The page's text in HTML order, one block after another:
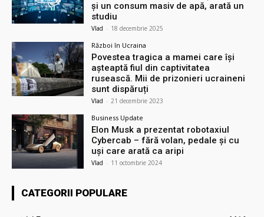
și un consum masiv de apă, arată un
studiu
Vlad - 18 decembrie 2025
Război în Ucraina
Povestea tragica a mamei care își
așteaptă fiul din captivitatea
rusească. Mii de prizonieri ucraineni
sunt dispăruți
Vlad - 21 decembrie 2023
Business Update
Elon Musk a prezentat robotaxiul
Cyberсab – fără volan, pedale și cu
uși care arată ca aripi
Vlad - 11 octombrie 2024
CATEGORII POPULARE